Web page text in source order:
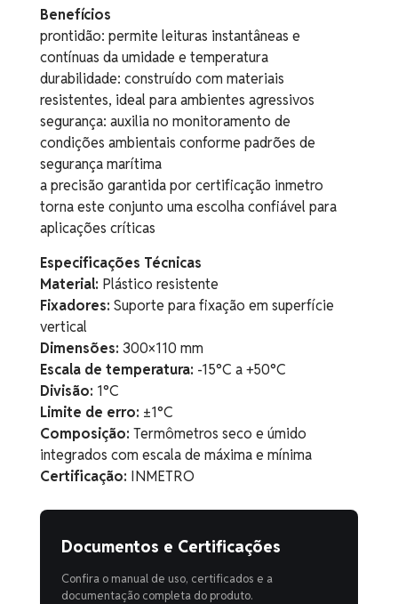
Benefícios
prontidão: permite leituras instantâneas e
contínuas da umidade e temperatura
durabilidade: construído com materiais
resistentes, ideal para ambientes agressivos
segurança: auxilia no monitoramento de
condições ambientais conforme padrões de
segurança marítima
a precisão garantida por certificação inmetro
torna este conjunto uma escolha confiável para
aplicações críticas
Especificações Técnicas
Material: Plástico resistente
Fixadores: Suporte para fixação em superfície
vertical
Dimensões: 300×110 mm
Escala de temperatura: -15°C a +50°C
Divisão: 1°C
Limite de erro: ±1°C
Composição: Termômetros seco e úmido
integrados com escala de máxima e mínima
Certificação: INMETRO
Documentos e Certificações
Confira o manual de uso, certificados e a
documentação completa do produto.